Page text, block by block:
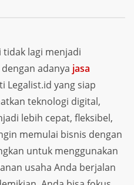
lagi menjadi
adanya jasa
Legalist.id yang siap
teknologi digital,
lebih cepat, fleksibel,
memulai bisnis dengan
untuk menggunakan
usaha Anda berjalan